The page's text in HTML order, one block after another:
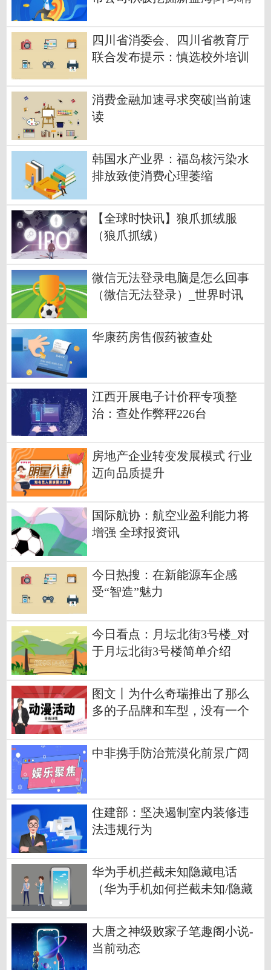
四川省消委会、四川省教育厅
联合发布提示：慎选校外培训
消费金融加速寻求突破|当前速
读
韩国水产业界：福岛核污染水
排放致使消费心理萎缩
【全球时快讯】狼爪抓绒服
（狼爪抓绒）
微信无法登录电脑是怎么回事
（微信无法登录）_世界时讯
华康药房售假药被查处
江西开展电子计价秤专项整
治：查处作弊秤226台
房地产企业转变发展模式 行业
迈向品质提升
国际航协：航空业盈利能力将
增强 全球报资讯
今日热搜：在新能源车企感
受“智造”魅力
今日看点：月坛北街3号楼_对
于月坛北街3号楼简单介绍
图文丨为什么奇瑞推出了那么
多的子品牌和车型，没有一个
中非携手防治荒漠化前景广阔
住建部：坚决遏制室内装修违
法违规行为
华为手机拦截未知隐藏电话
（华为手机如何拦截未知/隐藏
大唐之神级败家子笔趣阁小说-
当前动态